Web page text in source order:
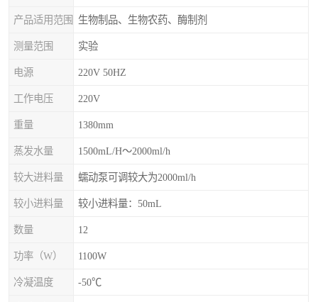
产品适用范围 生物制品、生物农药、酶制剂
测量范围 实验
电源 220V 50HZ
工作电压 220V
重量 1380mm
蒸发水量 1500mL/H～2000ml/h
较大进料量 蠕动泵可调较大为2000ml/h
较小进料量 较小进料量：50mL
数量 12
功率（W） 1100W
冷凝温度 -50℃